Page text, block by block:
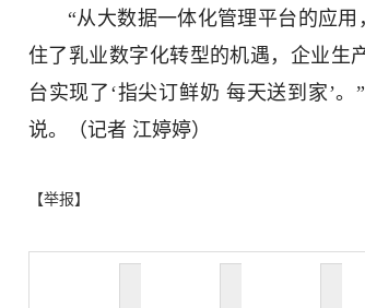
“从大数据一体化管理平台的应
住了乳业数字化转型的机遇，企业生
台实现了‘指尖订鲜奶 每天送到家’
说。（记者 江婷婷）
【举报】